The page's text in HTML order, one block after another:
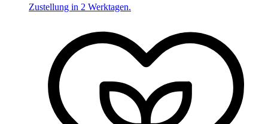
Zustellung in 2 Werktagen.